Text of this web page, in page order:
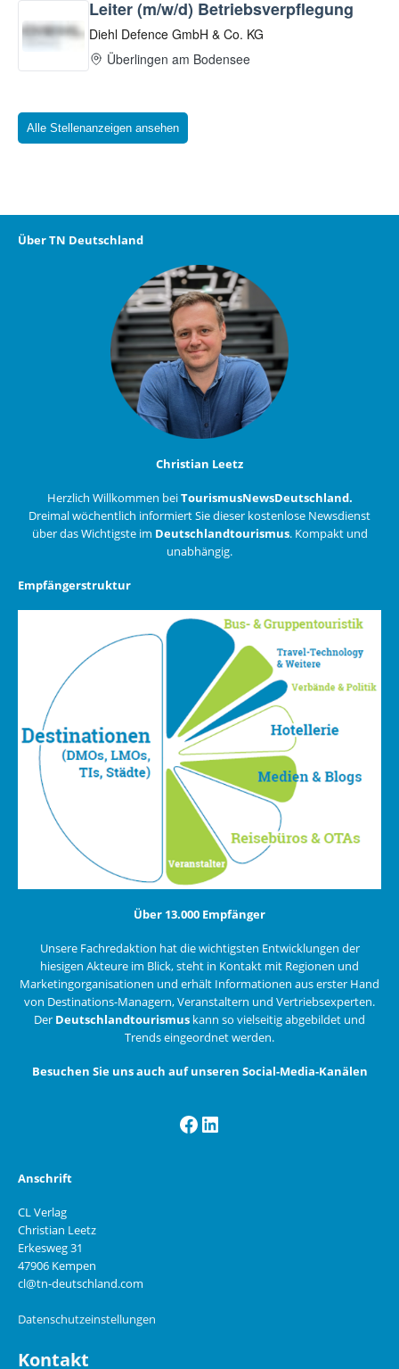
Alle Stellenanzeigen ansehen
Über TN Deutschland
Christian Leetz
Herzlich Willkommen beiTourismusNewsDeutschland.
Dreimal wöchentlich informiert Sie dieser kostenlose Newsdienst
über das Wichtigste im Deutschlandtourismus. Kompakt und
unabhängig.
Empfängerstruktur
Über 13.000 Empfänger
Unsere Fachredaktion hat die wichtigsten Entwicklungen der
hiesigen Akteure im Blick, steht in Kontakt mit Regionen und
Marketingorganisationen und erhält Informationen aus erster Hand
von Destinations-Managern, Veranstaltern und Vertriebsexperten.
Der Deutschlandtourismus kann so vielseitig abgebildet und
Trends eingeordnet werden.
Besuchen Sie uns auch auf unseren Social-Media-Kanälen
Facebook
LinkedIn
Anschrift
CL Verlag
Christian Leetz
Erkesweg 31
47906 Kempen
cl@tn-deutschland.com
Datenschutzeinstellungen
Kontakt